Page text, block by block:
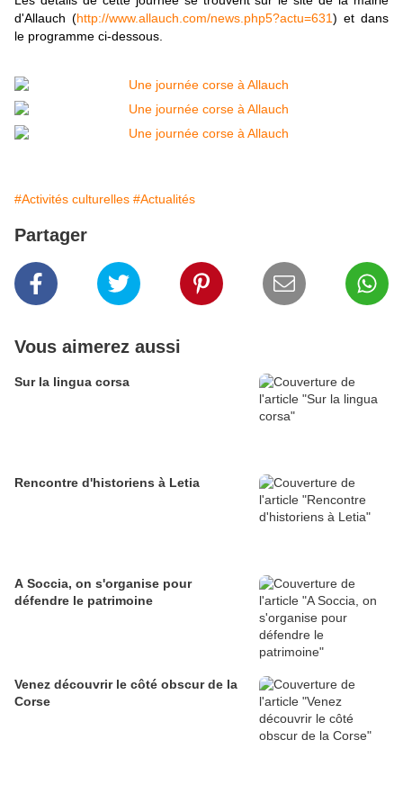
d'Allauch (http://www.allauch.com/news.php5?actu=631) et dans
le programme ci-dessous.
#Activités culturelles #Actualités
Partager
Vous aimerez aussi
Sur la lingua corsa
Rencontre d'historiens à Letia
A Soccia, on s'organise pour
défendre le patrimoine
Venez découvrir le côté obscur de la
Corse